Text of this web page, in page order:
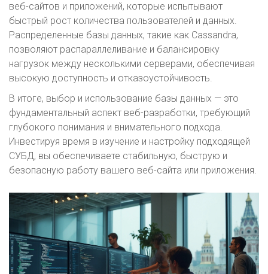
веб-сайтов и приложений, которые испытывают
быстрый рост количества пользователей и данных.
Распределенные базы данных, такие как Cassandra,
позволяют распараллеливание и балансировку
нагрузок между несколькими серверами, обеспечивая
высокую доступность и отказоустойчивость.
В итоге, выбор и использование базы данных — это
фундаментальный аспект веб-разработки, требующий
глубокого понимания и внимательного подхода.
Инвестируя время в изучение и настройку подходящей
СУБД, вы обеспечиваете стабильную, быструю и
безопасную работу вашего веб-сайта или приложения.